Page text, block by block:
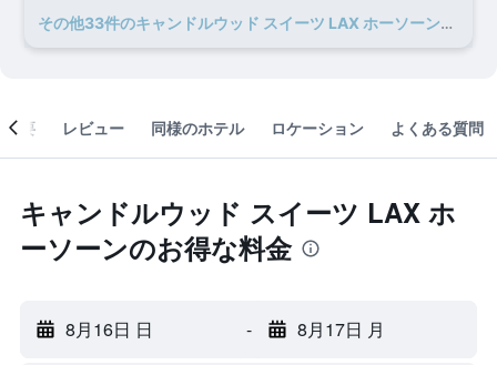
​その他33​件のキャンドルウッド スイーツ LAX ホーソーンのオファー
概要 レビュー 同様のホテル ロケーション よくある質問
キャンドルウッド スイーツ LAX ホ
ーソーンのお得な料金
8月16日 日 - 8月17日 月